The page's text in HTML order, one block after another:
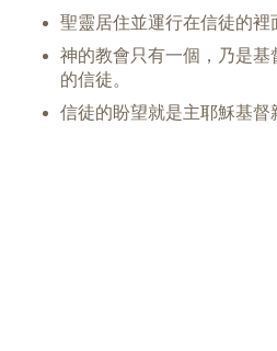
聖靈居住並運行在信徒的裡
神的教會只有一個，乃是
的信徒。
信徒的盼望就是主耶穌基督